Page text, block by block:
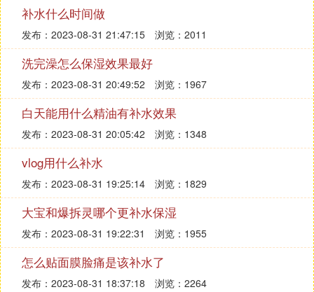
补水什么时间做
发布：2023-08-31 21:47:15 浏览：2011
洗完澡怎么保湿效果最好
发布：2023-08-31 20:49:52 浏览：1967
白天能用什么精油有补水效果
发布：2023-08-31 20:05:42 浏览：1348
vlog用什么补水
发布：2023-08-31 19:25:14 浏览：1829
大宝和爆拆灵哪个更补水保湿
发布：2023-08-31 19:22:31 浏览：1955
怎么贴面膜脸痛是该补水了
发布：2023-08-31 18:37:18 浏览：2264